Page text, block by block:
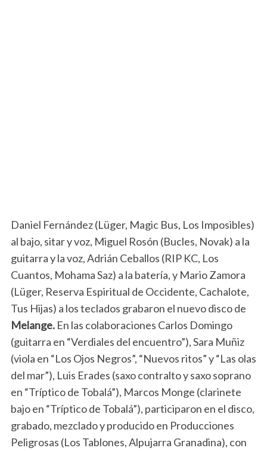
Daniel Fernández (Lüger, Magic Bus, Los Imposibles)
al bajo, sitar y voz, Miguel Rosón (Bucles, Novak) a la
guitarra y la voz, Adrián Ceballos (RIP KC, Los
Cuantos, Mohama Saz) a la batería, y Mario Zamora
(Lüger, Reserva Espiritual de Occidente, Cachalote,
Tus Hijas) a los teclados grabaron el nuevo disco de
Melange. En las colaboraciones Carlos Domingo
(guitarra en “Verdiales del encuentro”), Sara Muñiz
(viola en “Los Ojos Negros”, “Nuevos ritos” y “Las olas
del mar”), Luis Erades (saxo contralto y saxo soprano
en “Tríptico de Tobalá”), Marcos Monge (clarinete
bajo en “Tríptico de Tobalá”), participaron en el disco,
grabado, mezclado y producido en Producciones
Peligrosas (Los Tablones, Alpujarra Granadina), con